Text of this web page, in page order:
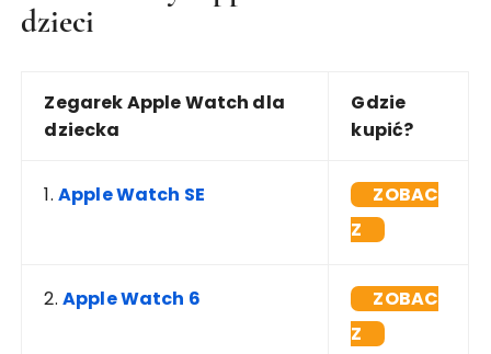
dzieci
Zegarek Apple Watch dla
dziecka
Gdzie
kupić?
1. Apple Watch SE
ZOBAC
Z
2. Apple Watch 6
ZOBAC
Z